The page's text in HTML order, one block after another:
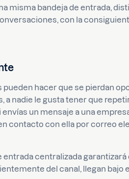
misma bandeja de entrada,
con la
pueden hacer que se pierdan
a nadie le gusta tener que
un mensaje a una
contacto con ella por correo
entrada centralizada
del canal, llegan bajo